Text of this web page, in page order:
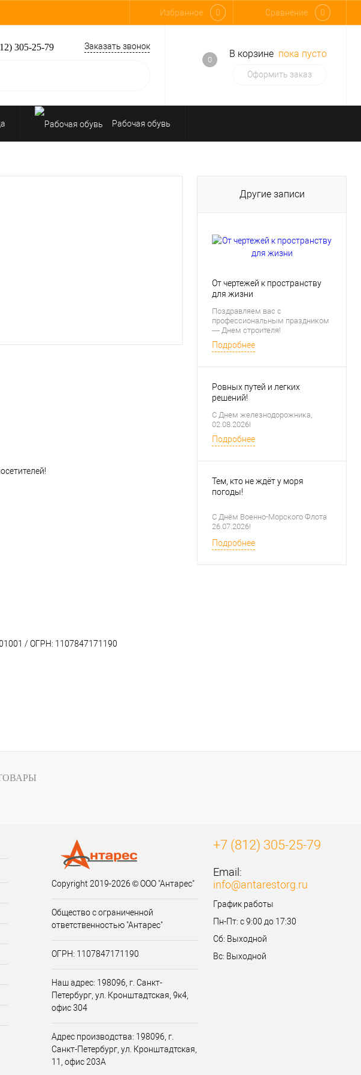
Избранное 0 Сравнение 0
305-25-79 Заказать звонок
0
В корзине пока пусто
Оформить заказ
Рабочая обувь
/ ОГРН: 1107847171190
Другие записи
От чертежей к пространству
для жизни
Поздравляем вас с
профессиональным праздником
— Днем строителя!
Подробнее
Ровных путей и легких
решений!
С Днем железнодорожника,
02.08.2026!
Подробнее
Тем, кто не ждёт у моря
погоды!
С Днём Военно-Морского Флота
26.07.2026!
Подробнее
Copyright 2019-2026 © ООО "Антарес"
Общество с ограниченной
ответственностью "Антарес"
ОГРН: 1107847171190
Наш адрес: 198096, г. Санкт-
Петербург, ул. Кронштадтская, 9к4,
офис 304
Адрес производства: 198096, г.
Санкт-Петербург, ул. Кронштадтская,
11, офис 203А
+7 (812) 305-25-79
Email:
info@antarestorg.ru
График работы
Пн-Пт: с 9:00 до 17:30
Сб: Выходной
Вс: Выходной